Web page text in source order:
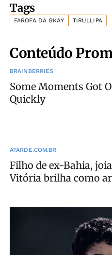
Tags
FAROFA DA GKAY TIRULLIPA